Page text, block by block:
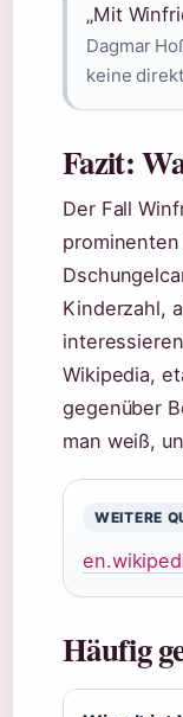
„Mit
Dagmar
keine
Fazit:
Der Fall
Kinderzahl,
Wikipedia,
gegenüber
man weiß,
WEITERE
Häufig